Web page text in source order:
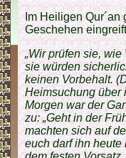
Im Heiligen
Geschehen
„Wir prüfen sie,
sie würden
keinen Vorbehalt.
Heimsuchung über
Morgen war der
zu: „Geht in der
machten sich auf
euch darf ihn heute